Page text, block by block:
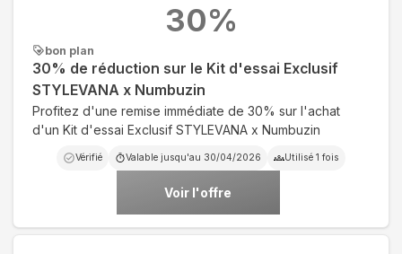
bon plan
30% de réduction sur le Kit d'essai Exclusif
STYLEVANA x Numbuzin
Profitez d'une remise immédiate de 30% sur l'achat
d'un Kit d'essai Exclusif STYLEVANA x Numbuzin
Vérifié Valable jusqu'au 30/04/2026 Utilisé 1 fois
Voir l'offre
30%